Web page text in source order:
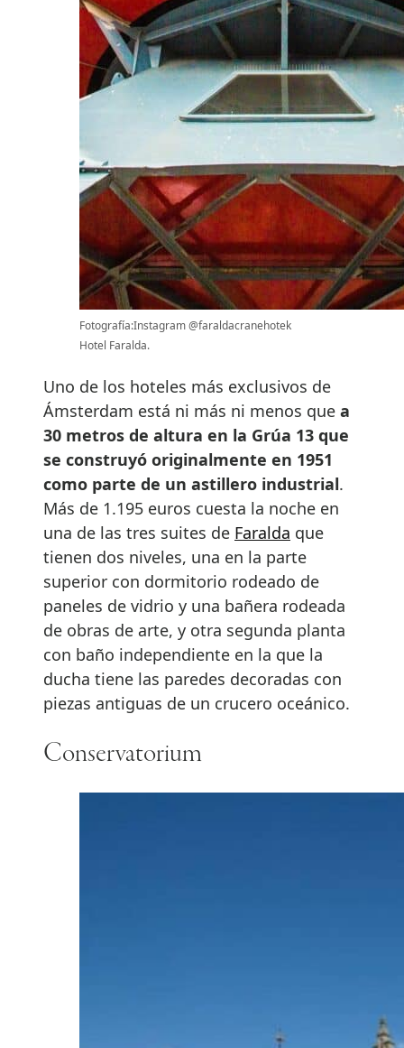
Fotografía:Instagram @faraldacranehotek
Hotel Faralda.
Uno de los hoteles más exclusivos de
Ámsterdam está ni más ni menos que a
30 metros de altura en la Grúa 13 que
se construyó originalmente en 1951
como parte de un astillero industrial.
Más de 1.195 euros cuesta la noche en
una de las tres suites de Faralda que
tienen dos niveles, una en la parte
superior con dormitorio rodeado de
paneles de vidrio y una bañera rodeada
de obras de arte, y otra segunda planta
con baño independiente en la que la
ducha tiene las paredes decoradas con
piezas antiguas de un crucero oceánico.
Conservatorium